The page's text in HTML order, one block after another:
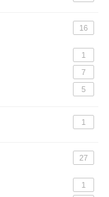
16
1
7
5
1
27
1